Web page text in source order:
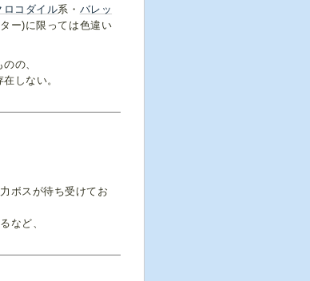
ロコダイル系・ バレッ
ー)に限っては色違い
の、
しない。
ボスが待ち受けてお
など、